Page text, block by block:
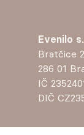
Evenilo
Bratčice
286 01
IČ
DIČ